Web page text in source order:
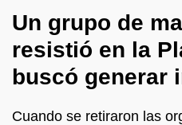
Un grupo de
resistió en la
buscó generar
Cuando se retiraron las